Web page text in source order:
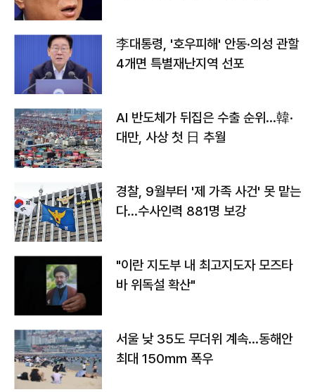
李대통령, '호우피해' 안동·의성 관할
4개면 특별재난지역 선포
AI 반도체가 뒤집은 수출 순위…韓·
대만, 사상 첫 日 추월
경찰, 9월부터 '제 가족 사건' 못 맡는
다…수사인력 881명 보강
"이란 지도부 내 최고지도자 모즈타
바 위독설 확산"
서울 낮 35도 무더위 계속…동해안
최대 150㎜ 폭우